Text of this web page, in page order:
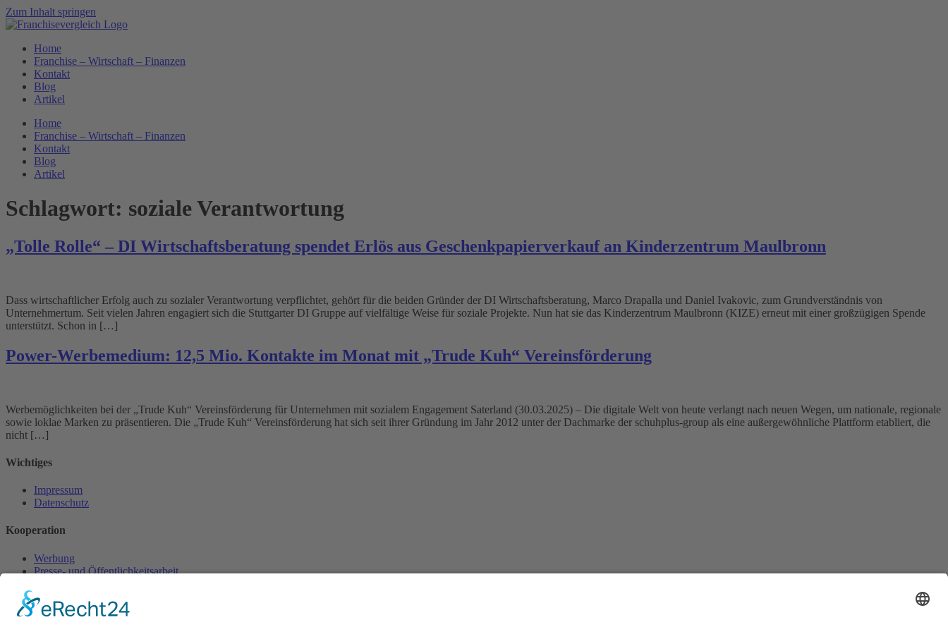
Zum Inhalt springen
Home
Franchise – Wirtschaft – Finanzen
Kontakt
Blog
Artikel
Home
Franchise – Wirtschaft – Finanzen
Kontakt
Blog
Artikel
Schlagwort: soziale Verantwortung
„Tolle Rolle“ – DI Wirtschaftsberatung spendet Erlös aus Geschenkpapierverkauf an Kinderzentrum Maulbronn
Dass wirtschaftlicher Erfolg auch zu sozialer Verantwortung verpflichtet, gehört für die beiden Gründer der DI Wirtschaftsberatung, Marco Drapalla und Daniel Ivakovic, zum Grundverständnis von
Unternehmertum. Seit vielen Jahren engagiert sich die Stuttgarter DI Gruppe auf vielfältige Weise für soziale Projekte. Nun hat sie das Kinderzentrum Maulbronn (KIZE) erneut mit einer großzügigen Spende
unterstützt. Schon in […]
Power-Werbemedium: 12,5 Mio. Kontakte im Monat mit „Trude Kuh“ Vereinsförderung
Werbemöglichkeiten bei der „Trude Kuh“ Vereinsförderung für Unternehmen mit sozialem Engagement Saterland (30.03.2025) – Die digitale Welt von heute verlangt nach neuen Wegen, um nationale, regionale
sowie loklae Marken zu präsentieren. Die „Trude Kuh“ Vereinsförderung hat sich seit ihrer Gründung im Jahr 2012 unter der Dachmarke der schuhplus-group als eine außergewöhnliche Plattform etabliert, die
nicht […]
Wichtiges
Impressum
Datenschutz
Kooperation
Werbung
Presse- und Öffentlichkeitsarbeit
Aktuelles